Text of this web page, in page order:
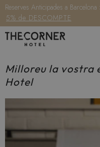
Reserves Anticipades a
5% de DESCOMPTE
Milloreu la vostra
Hotel